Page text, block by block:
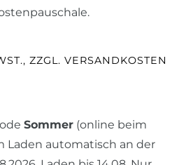
ZZGL. VERSANDKOSTEN
Sommer (online beim
Laden automatisch an der